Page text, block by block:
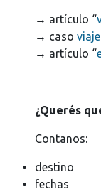
→ artículo “
→ caso
→ artículo “
¿Querés
Contanos:
destino
fechas